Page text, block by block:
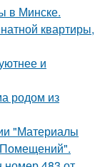
в Минске.
квартиры,
и
родом из
"Материалы